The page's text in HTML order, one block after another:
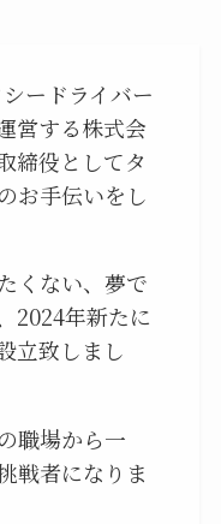
ードライバー
営する株式会
締役としてタ
お手伝いをし
くない、夢で
2024年新たに
立致しまし
職場から一
戦者になりま